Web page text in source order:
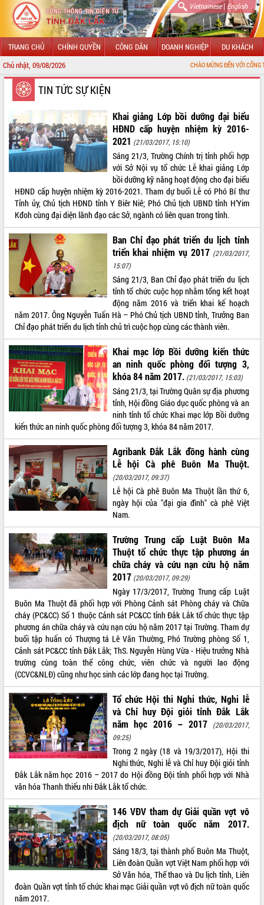
Vietnamese| English
TRANG CHỦ CHÍNH QUYỀN CÔNG DÂN DOANH NGHIỆP DU KHÁCH
Chủ nhật, 09/08/2026 CHÀO MỪNG ĐẾN VỚI CỔNG THÔNG TIN
GIỚI THIỆU
LÃNH ĐẠO UBND TỈNH
TIN TỨC SỰ KIỆN
SỞ, BAN, NGÀNH
THÔNG TIN CHỈ ĐẠO ĐIỀU HÀNH
HỆ THỐNG VĂN BẢN
VĂN BẢN HĐND TỈNH
ĐIỂM TIN VĂN BẢN
VIDEO
Loading the player...
Trailer Lễ hội Sầu riêng Đắk Lắk năm
2026
Khám bệnh, cấp phát thuốc miễn phí
và tặng quà người dân xã Cư Pui
Hội nghị UBND tỉnh Đắk Lắk thường kỳ
tháng 7/2026
Lễ truy tặng danh hiệu “Bà Mẹ Việt
Nam Anh hùng” và trao Huân chương
Lao động
UBND tỉnh Đắk Lắk triển khai nhiệm
vụ 6 tháng cuối năm 2026
Kỳ họp thứ Hai, Hội đồng nhân dân
tỉnh khóa XI quyết nghị nhiều nội dung
quan trọng
Bí thư Tỉnh ủy Lương Nguyễn Minh
Triết thăm, tặng quà người có công với
cách mạng
Rà soát, hoàn thiện hệ thống thiết chế
văn hóa, thể thao đáp ứng yêu cầu
phát triển mới
Thường trực HĐND tỉnh Đắk Lắk gặp
mặt Đoàn chuyên gia y tế TP. Hồ Chí
Minh
Lễ truy điệu và an táng hài cốt liệt sĩ
tại Nghĩa trang Liệt sĩ xã Sơn Hòa
ALBUM ẢNH
THỐNG KÊ TRUY CẬP
Hôm nay: 23947
Tất cả: 66109615
TIN TỨC SỰ KIỆN
Khai giảng Lớp bồi dưỡng đại biểu
HĐND cấp huyện nhiệm kỳ 2016-
2021 (21/03/2017, 15:10)
Sáng 21/3, Trường Chính trị tỉnh phối hợp
với Sở Nội vụ tổ chức Lễ khai giảng Lớp
bồi dưỡng kỹ năng hoạt động cho đại biểu
HĐND cấp huyện nhiệm kỳ 2016-2021. Tham dự buổi Lễ có Phó Bí thư
Tỉnh ủy, Chủ tịch HĐND tỉnh Y Biêr Niê; Phó Chủ tịch UBND tỉnh H’Yim
Kđoh cùng đại diện lãnh đạo các Sở, ngành có liên quan trong tỉnh.
Ban Chỉ đạo phát triển du lịch tỉnh
triển khai nhiệm vụ 2017 (21/03/2017,
15:07)
Sáng 21/3, Ban Chỉ đạo phát triển du lịch
tỉnh tổ chức cuộc họp nhằm tổng kết hoạt
động năm 2016 và triển khai kế hoạch
năm 2017. Ông Nguyễn Tuấn Hà – Phó Chủ tịch UBND tỉnh, Trưởng Ban
Chỉ đạo phát triển du lịch tỉnh chủ trì cuộc họp cùng các thành viên.
Khai mạc lớp Bồi dưỡng kiến thức
an ninh quốc phòng đối tượng 3,
khóa 84 năm 2017. (21/03/2017, 15:03)
Sáng 21/3, tại Trường Quân sự địa phương
tỉnh, Hội đồng Giáo dục quốc phòng và an
ninh tỉnh tổ chức Khai mạc lớp Bồi dưỡng
kiến thức an ninh quốc phòng đối tượng 3, khóa 84 năm 2017.
Agribank Đắk Lắk đồng hành cùng
Lễ hội Cà phê Buôn Ma Thuột.
(20/03/2017, 09:37)
Lễ hội Cà phê Buôn Ma Thuột lần thứ 6,
ngày hội của "đại gia đình" cà phê Việt
Nam.
Trường Trung cấp Luật Buôn Ma
Thuột tổ chức thực tập phương án
chữa cháy và cứu nạn cứu hộ năm
2017 (20/03/2017, 09:29)
Ngày 17/3/2017, Trường Trung cấp Luật
Buôn Ma Thuột đã phối hợp với Phòng Cảnh sát Phòng cháy và Chữa
cháy (PC&CC) Số 1 thuộc Cảnh sát PC&CC tỉnh Đắk Lắk tổ chức thực tập
phương án chữa cháy và cứu nạn cứu hộ năm 2017 tại Trường. Tham dự
buổi tập huấn có Thượng tá Lê Văn Thường, Phó Trường phòng Số 1,
Cảnh sát PC&CC tỉnh Đắk Lắk; ThS. Nguyễn Hùng Vừa - Hiệu trưởng Nhà
trường cùng toàn thể công chức, viên chức và người lao động
(CCVC&NLĐ) cũng như học sinh các lớp đang học tại Trường.
Tổ chức Hội thi Nghi thức, Nghi lễ
và Chỉ huy Đội giỏi tỉnh Đắk Lắk
năm học 2016 – 2017
(20/03/2017,
09:25)
Trong 2 ngày (18 và 19/3/2017), Hội thi
Nghi thức, Nghi lễ và Chỉ huy Đội giỏi tỉnh
Đắk Lắk năm học 2016 – 2017 do Hội đồng Đội tỉnh phối hợp với Nhà
văn hóa Thanh thiếu nhi Đắk Lắk tổ chức.
146 VĐV tham dự Giải quần vợt vô
địch nữ toàn quốc năm 2017.
(20/03/2017, 08:05)
Sáng 18/3, tại thành phố Buôn Ma Thuột,
Liên đoàn Quần vợt Việt Nam phối hợp với
Sở Văn hóa, Thể thao và Du lịch tỉnh, Liên
đoàn Quần vợt tỉnh tổ chức khai mạc Giải quần vợt vô địch nữ toàn quốc
năm 2017.